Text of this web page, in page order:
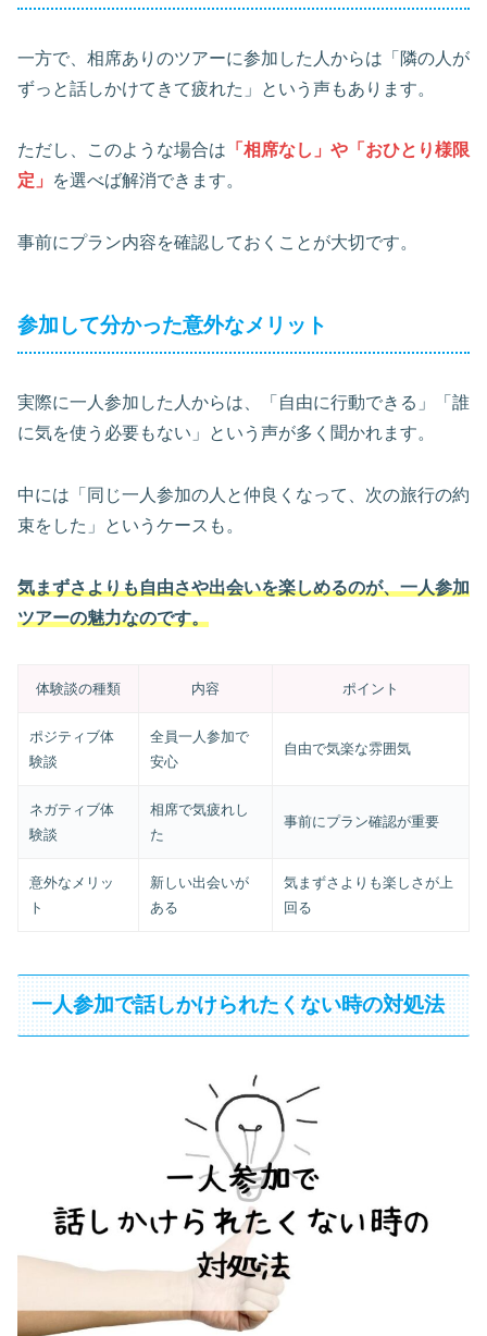
一方で、相席ありのツアーに参加した人からは「隣の人が
ずっと話しかけてきて疲れた」という声もあります。
ただし、このような場合は 「相席なし」や「おひとり様限
定」
を選べば解消できます。
事前にプラン内容を確認しておくことが大切です。
参加して分かった意外なメリット
実際に一人参加した人からは、「自由に行動できる」「誰
に気を使う必要もない」という声が多く聞かれます。
中には「同じ一人参加の人と仲良くなって、次の旅行の約
束をした」というケースも。
気まずさよりも自由さや出会いを楽しめるのが、一人参加
ツアーの魅力なのです。
体験談の種類 内容 ポイント
ポジティブ体
験談
全員一人参加で
安心
自由で気楽な雰囲気
ネガティブ体
験談
相席で気疲れし
た
事前にプラン確認が重要
意外なメリッ
ト
新しい出会いが
ある
気まずさよりも楽しさが上
回る
一人参加で話しかけられたくない時の対処法